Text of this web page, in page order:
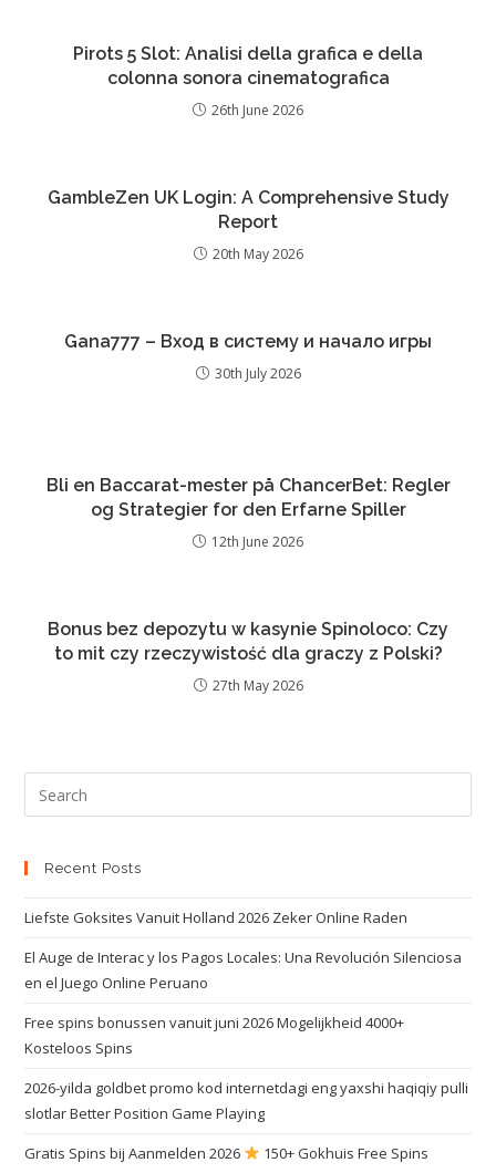
Pirots 5 Slot: Analisi della grafica e della
colonna sonora cinematografica
26th June 2026
GambleZen UK Login: A Comprehensive Study
Report
20th May 2026
Gana777 – Вход в систему и начало игры
30th July 2026
Bli en Baccarat-mester på ChancerBet: Regler
og Strategier for den Erfarne Spiller
12th June 2026
Bonus bez depozytu w kasynie Spinoloco: Czy
to mit czy rzeczywistość dla graczy z Polski?
27th May 2026
Recent Posts
Liefste Goksites Vanuit Holland 2026 Zeker Online Raden
El Auge de Interac y los Pagos Locales: Una Revolución Silenciosa
en el Juego Online Peruano
Free spins bonussen vanuit juni 2026 Mogelijkheid 4000+
Kosteloos Spins
2026-yilda goldbet promo kod internetdagi eng yaxshi haqiqiy pulli
slotlar Better Position Game Playing
Gratis Spins bij Aanmelden 2026
150+ Gokhuis Free Spins